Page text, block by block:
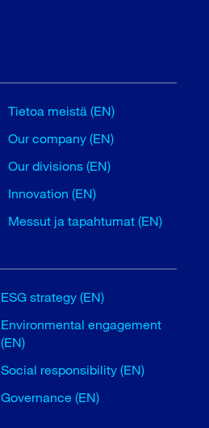
Tietoa meistä (EN)
Our company (EN)
Our divisions (EN)
Innovation (EN)
Messut ja tapahtumat (EN)
ESG strategy (EN)
Environmental engagement
(EN)
Social responsibility (EN)
Governance (EN)